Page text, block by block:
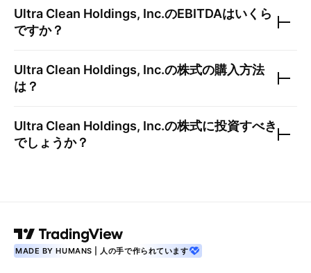
Ultra Clean Holdings, Inc.のEBITDAはいくら
ですか？
Ultra Clean Holdings, Inc.の株式の購入方法
は？
Ultra Clean Holdings, Inc.の株式に投資すべき
でしょうか？
MADE BY HUMANS | 人の手で作られています